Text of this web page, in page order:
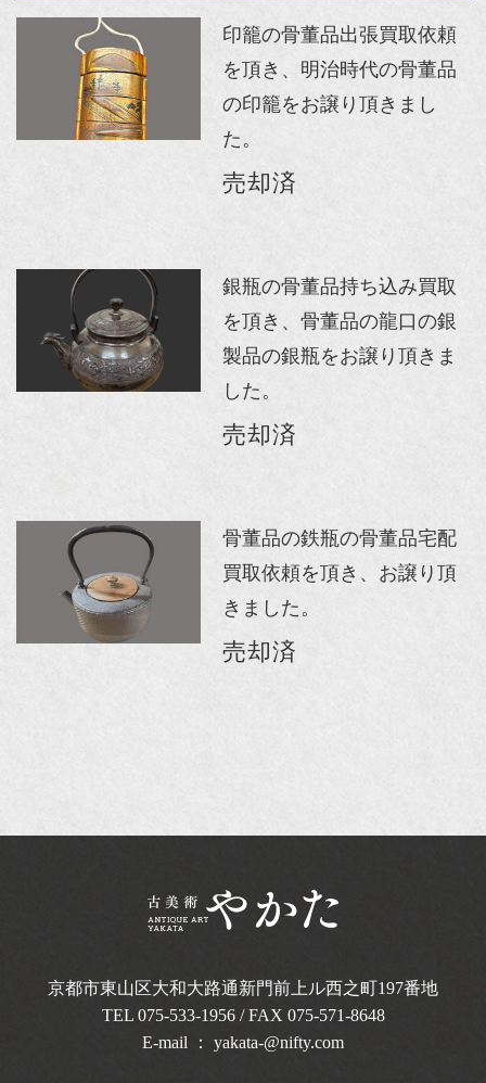
印籠の骨董品出張買取依頼
を頂き、明治時代の骨董品
の印籠をお譲り頂きまし
た。
売却済
銀瓶の骨董品持ち込み買取
を頂き、骨董品の龍口の銀
製品の銀瓶をお譲り頂きま
した。
売却済
骨董品の鉄瓶の骨董品宅配
買取依頼を頂き、お譲り頂
きました。
売却済
京都市東山区大和大路通新門前上ル西之町197番地
TEL 075-533-1956/ FAX 075-571-8648
E-mail ： yakata-@nifty.com